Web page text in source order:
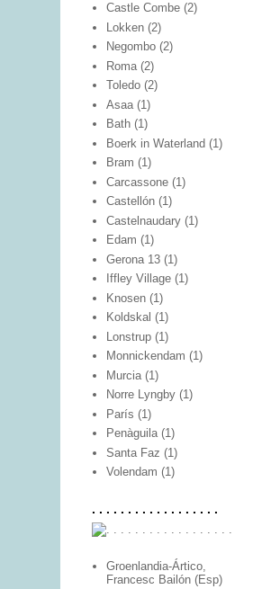
Castle Combe (2)
Lokken (2)
Negombo (2)
Roma (2)
Toledo (2)
Asaa (1)
Bath (1)
Boerk in Waterland (1)
Bram (1)
Carcassone (1)
Castellón (1)
Castelnaudary (1)
Edam (1)
Gerona 13 (1)
Iffley Village (1)
Knosen (1)
Koldskal (1)
Lonstrup (1)
Monnickendam (1)
Murcia (1)
Norre Lyngby (1)
París (1)
Penàguila (1)
Santa Faz (1)
Volendam (1)
. . . . . . . . . . . . . . . . . .
Groenlandia-Ártico,
Francesc Bailón (Esp)